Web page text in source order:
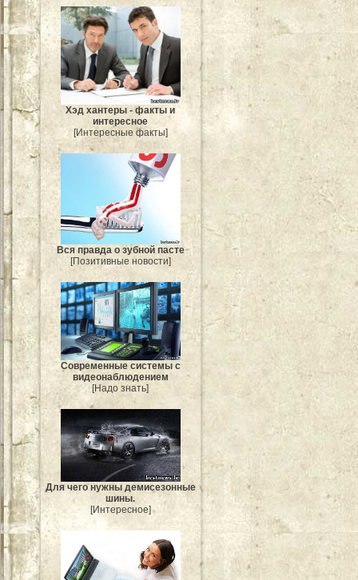
Хэд хантеры - факты и
интересное
[Интересные факты]
Вся правда о зубной пасте
[Позитивные новости]
Современные системы с
видеонаблюдением
[Надо знать]
Для чего нужны демисезонные
шины.
[Интересное]